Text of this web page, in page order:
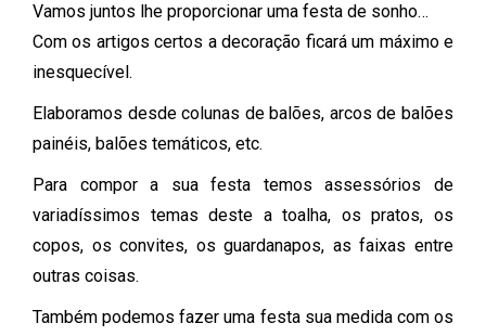
Vamos juntos lhe proporcionar uma festa de sonho…
Com os artigos certos a decoração ficará um máximo e
inesquecível.
Elaboramos desde colunas de balões, arcos de balões
painéis, balões temáticos, etc.
Para compor a sua festa temos assessórios de
variadíssimos temas deste a toalha, os pratos, os
copos, os convites, os guardanapos, as faixas entre
outras coisas.
Também podemos fazer uma festa sua medida com os